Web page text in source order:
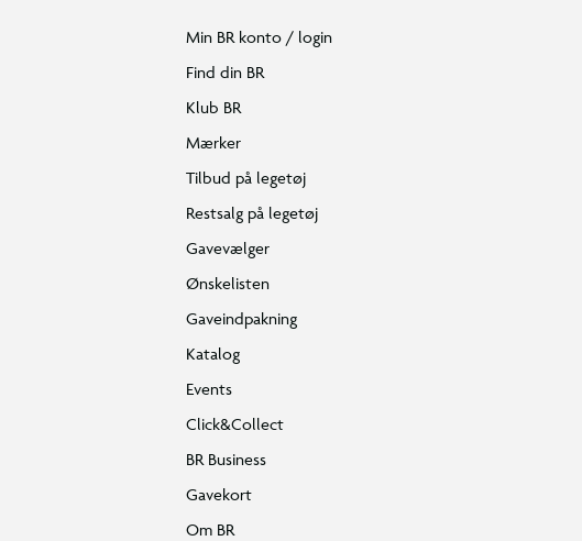
Min BR konto / login
Find din BR
Klub BR
Mærker
Tilbud på legetøj
Restsalg på legetøj
Gavevælger
Ønskelisten
Gaveindpakning
Katalog
Events
Click&Collect
BR Business
Gavekort
Om BR